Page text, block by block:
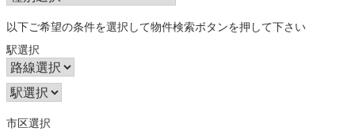
以下ご希望の条件を選択して物件検索ボタンを押して下さい
駅選択
市区選択